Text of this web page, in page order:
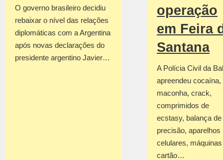
O governo brasileiro decidiu
rebaixar o nível das relações
diplomáticas com a Argentina
após novas declarações do
presidente argentino Javier…
operação
em Feira
Santana
A Polícia Civil da
apreendeu cocaína,
maconha, crack,
comprimidos de
ecstasy, balança de
precisão, aparelhos
celulares,
cartão…